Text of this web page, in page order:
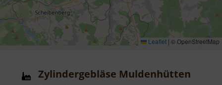
Leaflet | © OpenStreetMap
Zylindergebläse Muldenhütten